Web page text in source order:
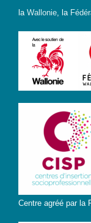
la Wallonie, la
Centre agréé par la